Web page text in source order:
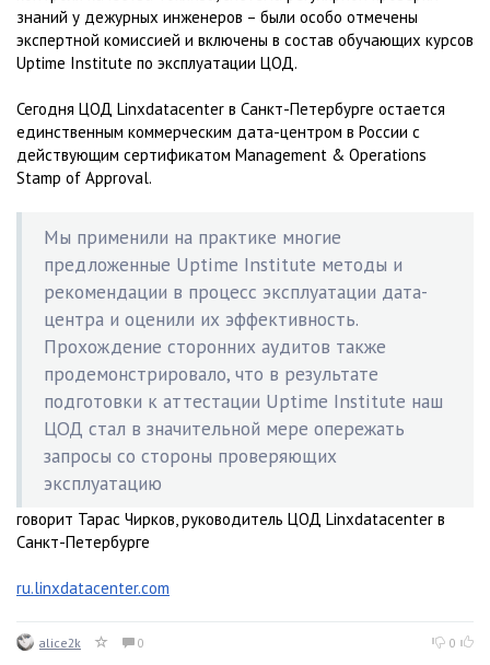
знаний у дежурных инженеров – были особо отмечены
экспертной комиссией и включены в состав обучающих курсов
Uptime Institute по эксплуатации ЦОД.
Сегодня ЦОД Linxdatacenter в Санкт-Петербурге остается
единственным коммерческим дата-центром в России с
действующим сертификатом Management & Operations
Stamp of Approval.
Мы применили на практике многие
предложенные Uptime Institute методы и
рекомендации в процесс эксплуатации дата-
центра и оценили их эффективность.
Прохождение сторонних аудитов также
продемонстрировало, что в результате
подготовки к аттестации Uptime Institute наш
ЦОД стал в значительной мере опережать
запросы со стороны проверяющих
эксплуатацию
говорит Тарас Чирков, руководитель ЦОД Linxdatacenter в
Санкт-Петербурге
ru.linxdatacenter.com
alice2k 0 0